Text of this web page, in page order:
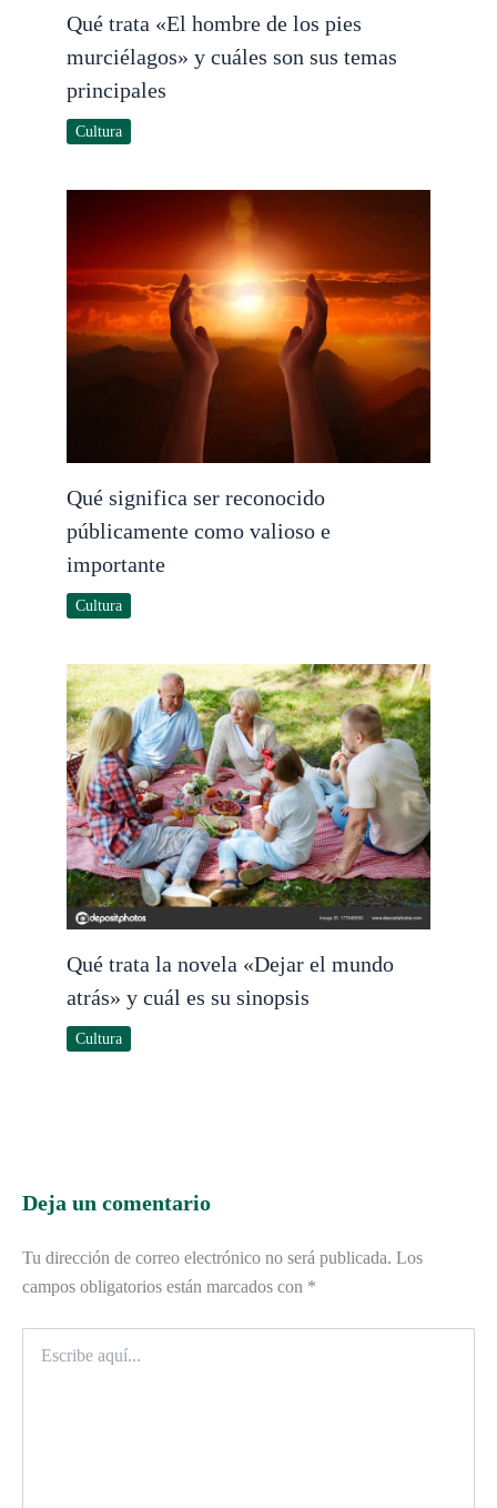
Qué trata «El hombre de los pies
murciélagos» y cuáles son sus temas
principales
Cultura
Qué significa ser reconocido
públicamente como valioso e
importante
Cultura
Qué trata la novela «Dejar el mundo
atrás» y cuál es su sinopsis
Cultura
Deja un comentario
Tu dirección de correo electrónico no será publicada. Los
campos obligatorios están marcados con *
aquí...